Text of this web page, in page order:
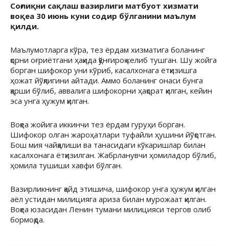
Соғлиқни сақлаш вазирлиги матбуот хизмати
воқеа 30 июнь куни содир бўлганини маълум
қилди.
Маълумотларга кўра, тез ёрдам хизматига боланинг
қорни оғриётгани ҳақида қўнғироқ келиб тушган. Шу жойга
борган шифокор уни кўриб, касалхонага ётқизишга
ҳожат йўқлигини айтади. Аммо боланинг онаси бунга
қарши бўлиб, аввалига шифокорни ҳақорат қилган, кейин
эса унга ҳужум қилган.
Воқеа жойига иккинчи тез ёрдам гуруҳи борган.
Шифокор олган жароҳатлари туфайли ҳушини йўқотган.
Бош мия чайқалиши ва танасидаги кўкаришлар билан
касалхонага ётқизилган. Жабрланувчи ҳомиладор бўлиб,
ҳомила тушиши хавфи бўлган.
Вазирликнинг қайд этишича, шифокор унга ҳужум қилган
аёл устидан милицияга ариза билан мурожаат қилган.
Воқеа юзасидан Ленин тумани милицияси тергов олиб
бормоқда.